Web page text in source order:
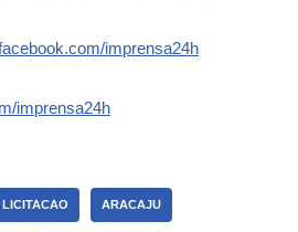
imprensa24h
imprensa24h
ARACAJU